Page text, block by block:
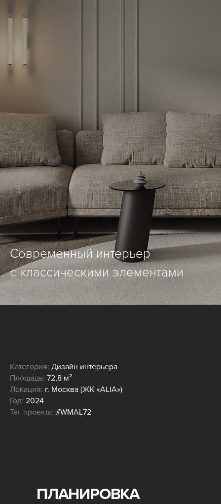
Современный интерьер
с классическими элементами
Категория: Дизайн интерьера
Площадь: 72,8 м²
Лоĸация: г. Москва (ЖК «ALIA»)
Год: 2024
Тег проекта: #WMAL72
ПЛАНИРОВКА